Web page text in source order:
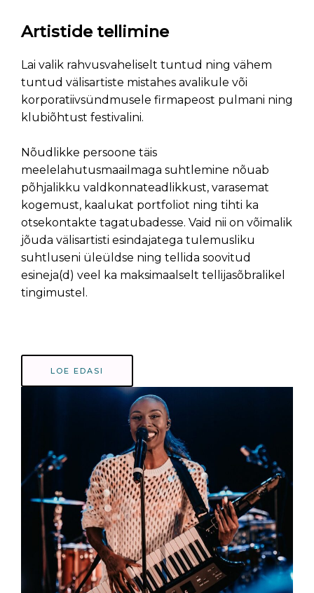
Artistide tellimine
Lai valik rahvusvaheliselt tuntud ning vähem
tuntud välisartiste mistahes avalikule või
korporatiivsündmusele firmapeost pulmani ning
klubiõhtust festivalini.
Nõudlikke persoone täis
meelelahutusmaailmaga suhtlemine nõuab
põhjalikku valdkonnateadlikkust, varasemat
kogemust, kaalukat portfoliot ning tihti ka
otsekontakte tagatubadesse. Vaid nii on võimalik
jõuda välisartisti esindajatega tulemusliku
suhtluseni üleüldse ning tellida soovitud
esineja(d) veel ka maksimaalselt tellijasõbralikel
tingimustel.
LOE EDASI